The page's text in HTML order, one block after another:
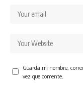
Guarda mi nombre,
vez que comente.